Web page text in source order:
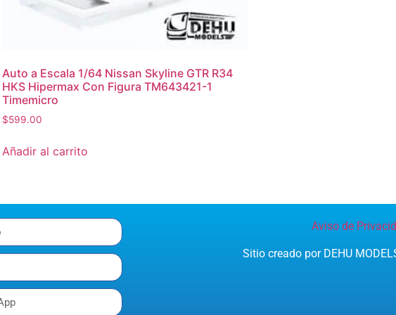
Auto a Escala 1/64 Nissan Skyline GTR R34
HKS Hipermax Con Figura TM643421-1
Timemicro
$599.00
Añadir al carrito
Aviso de
Sitio creado por DEHU